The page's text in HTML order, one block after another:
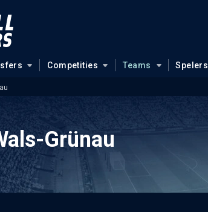
Competities Teams Spelers
Grünau